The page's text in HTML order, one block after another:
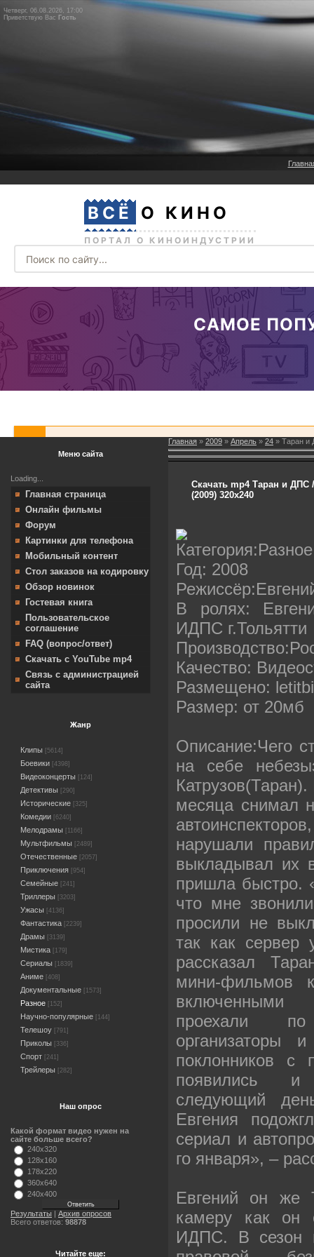
Четверг, 06.08.2026, 17:00
Приветствую Вас Гость
Меню сайта
Loading...
Главная страница
Онлайн фильмы
Форум
Картинки для телефона
Мобильный контент
Стол заказов на кодировку
Обзор новинок
Гостевая книга
Пользовательское
соглашение
FAQ (вопрос/ответ)
Скачать с YouTube mp4
Связь с администрацией
сайта
Жанр
Клипы [5614]
Боевики [4398]
Видеоконцерты [124]
Детективы [290]
Исторические [325]
Комедии [6240]
Мелодрамы [1166]
Мультфильмы [2489]
Отечественные [2057]
Приключения [954]
Семейные [241]
Триллеры [3203]
Ужасы [4136]
Фантастика [2239]
Драмы [3139]
Мистика [179]
Сериалы [1839]
Аниме [408]
Документальные [1573]
Разное [152]
Научно-популярные [144]
Телешоу [791]
Приколы [336]
Спорт [241]
Трейлеры [282]
Наш опрос
Какой формат видео нужен на
сайте больше всего?
240x320
128x160
178x220
360x640
240x400
Результаты | Архив опросов
Всего ответов: 98878
Читайте еще:
Главная » 2009 » Апрель » 24 » Таран и
Скачать mp4 Таран и ДПС
(2009) 320x240
Категория:Разное
Год: 2008
В ролях:
ИДПС г.Тольятти
Качество:
Размещено:
Размер: от 20мб
Описание:Чего
на себе
месяца снимал
нарушали
выкладывал их
пришла быстро.
что мне
просили не
так как сервер
рассказал
мини-фильмов
включенными
проехали
организаторы
поклонников с
появились и
следующий
Евгения
сериал и
го января», –
Евгений он же
камеру как он
ИДПС. В сезон